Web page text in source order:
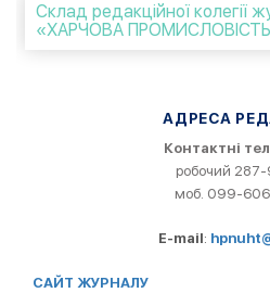
Склад редакційної колегії
«ХАРЧОВА
АДРЕСА
Контактні
робочий
моб. 099-
E-mail:
САЙТ ЖУРНАЛУ